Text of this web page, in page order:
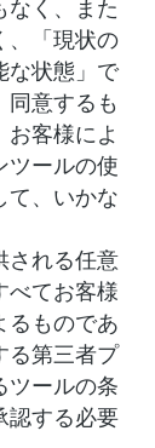
なく、また
、「現状の
な状態」で
同意するも
客様によ
ツールの使
て、いかな
される任意
べてお客様
るものであ
る第三者プ
ツールの条
認する必要